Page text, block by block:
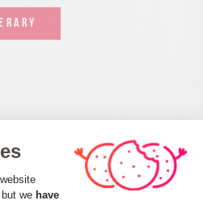
Platform:
we have